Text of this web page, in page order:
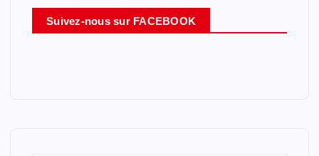
Suivez-nous sur FACEBOOK